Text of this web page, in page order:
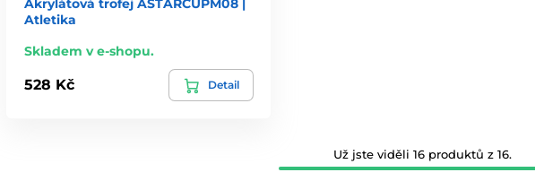
Akrylátová trofej ASTARCUPM08 |
Atletika
Skladem v e-shopu.
528 Kč Detail
Už jste viděli 16 produktů z 16.